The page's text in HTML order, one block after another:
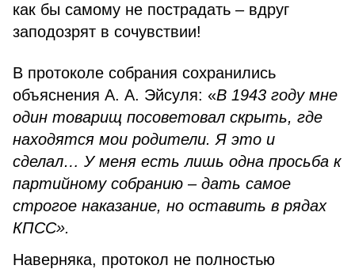
как бы самому не пострадать – вдруг
заподозрят в сочувствии!
В протоколе собрания сохранились
объяснения А. А. Эйсуля: «В 1943 году мне
один товарищ посоветовал скрыть, где
находятся мои родители. Я это и
сделал… У меня есть лишь одна просьба к
партийному собранию – дать самое
строгое наказание, но оставить в рядах
КПСС».
Наверняка, протокол не полностью